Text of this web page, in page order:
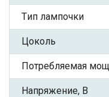
Tип лампочки
Цоколь
Потребляемая
Напряжение, В